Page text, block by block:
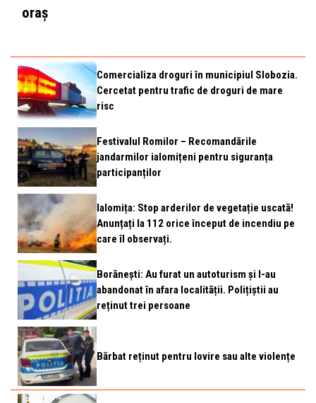
Comercializa droguri în municipiul Slobozia.
Cercetat pentru trafic de droguri de mare
risc
Festivalul Romilor – Recomandările
jandarmilor ialomițeni pentru siguranța
participanților
Ialomița: Stop arderilor de vegetație uscată!
Anunțați la 112 orice început de incendiu pe
care îl observați.
Borănești: Au furat un autoturism și l-au
abandonat în afara localității. Polițiștii au
reținut trei persoane
Bărbat reținut pentru lovire sau alte violențe
oraș